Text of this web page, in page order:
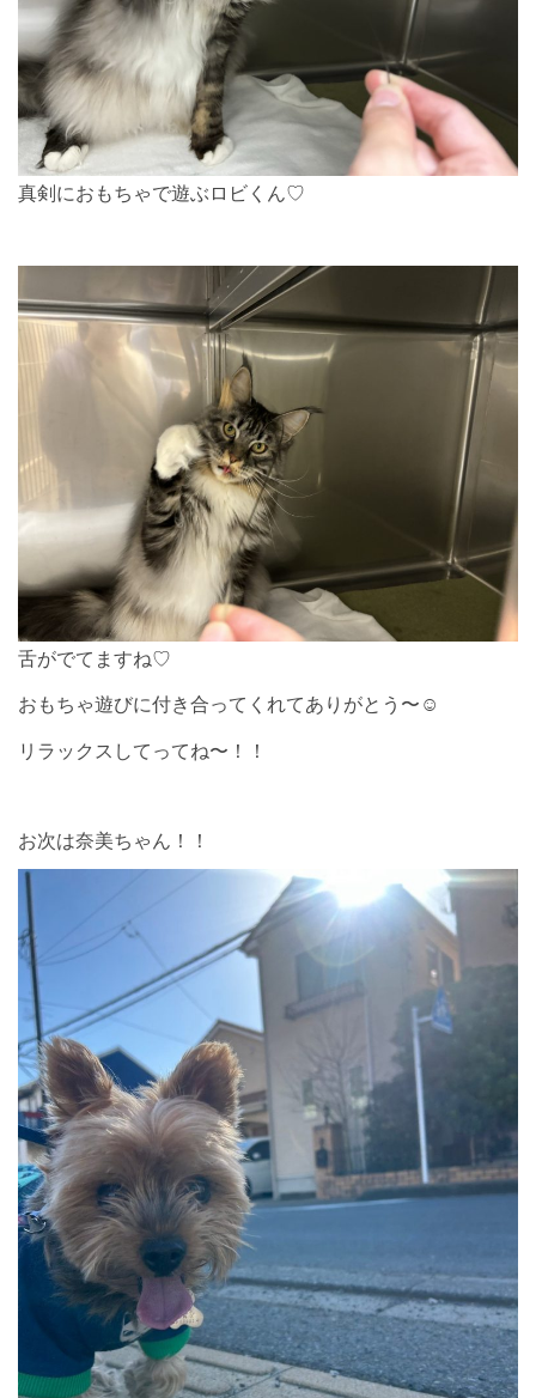
真剣におもちゃで遊ぶロビくん♡
舌がでてますね♡
おもちゃ遊びに付き合ってくれてありがとう〜☺︎
リラックスしてってね〜！！
お次は奈美ちゃん！！